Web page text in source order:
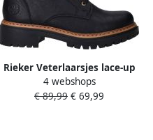
Rieker Veterlaarsjes lace-up
boots block heel with
practical inner zipper
4 webshops
€ 89,99 € 69,99